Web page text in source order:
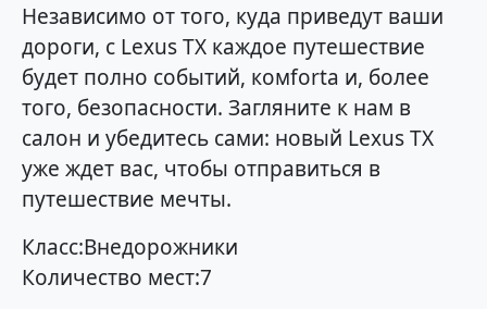
Независимо от того, куда приведут ваши
дороги, с Lexus TX каждое путешествие
будет полно событий, комforta и, более
того, безопасности. Загляните к нам в
салон и убедитесь сами: новый Lexus TX
уже ждет вас, чтобы отправиться в
путешествие мечты.
Класс:Внедорожники
Количество мест:7